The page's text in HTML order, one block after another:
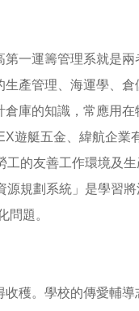
一運籌管理系就是
產管理、海運學、
庫的知識，常應用
遊艇五金、緯航企業
的友善工作環境及
規劃系統」是學習將
問題。
穫。學校的傳愛輔導